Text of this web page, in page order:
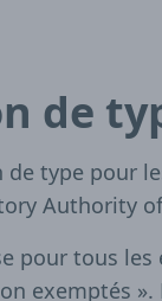
de
de type pour
Authority
pour tous
exemptés